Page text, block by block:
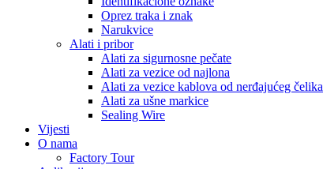
Oprez traka i znak
Narukvice
Alati i pribor
Alati za sigurnosne pečate
Alati za vezice od najlona
Alati za vezice kablova od nerđajućeg čelika
Alati za ušne markice
Sealing Wire
Vijesti
O nama
Factory Tour